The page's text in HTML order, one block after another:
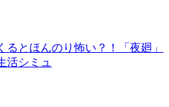
とほんのり怖い？！「夜廻」
活シミュ